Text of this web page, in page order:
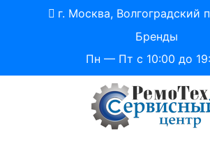
г. Москва, Волгоградский
Бренды
Пн — Пт с 10:00 до